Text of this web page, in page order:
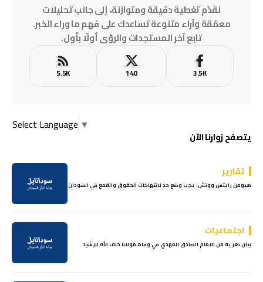
نقدّم تغطية دقيقة ومتوازنة، إلى جانب تحليلات
معمّقة وآراء متنوعة تساعدك على فهم ما وراء الخبر.
تابع آخر المستجدات والرؤى أولًا بأول.
3.5K
140
5.5K
Select Language ▼
يتصفح زوارنا الآن
تقارير
هيومن رايتس ووتش: يجب وضع حد لانتهاكات الحقوق والقمع في السودان
اجتماعيات
بيان تعزية من الامام الصادق المهدي في وفاة مولانا خلف الله الرشيد